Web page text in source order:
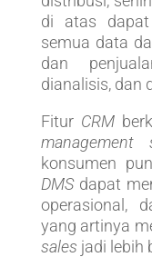
di atas
semua data
dan
dianalisis, dan
Fitur CRM
management
konsumen
DMSdapat
operasional,
yang artinya
sales jadi lebih